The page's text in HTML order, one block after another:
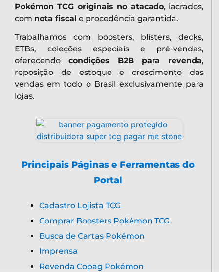
Pokémon TCG originais no atacado, lacrados,
com nota fiscal e procedência garantida.
Trabalhamos com boosters, blisters, decks,
ETBs, coleções especiais e pré-vendas,
oferecendo condições B2B para revenda,
reposição de estoque e crescimento das
vendas em todo o Brasil exclusivamente para
lojas.
Principais Páginas e Ferramentas do
Portal
Cadastro Lojista TCG
Comprar Boosters Pokémon TCG
Busca de Cartas Pokémon
Imprensa
Revenda Copag Pokémon